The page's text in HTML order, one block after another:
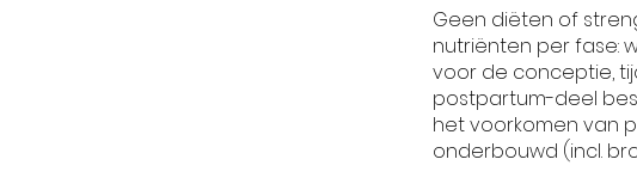
Geen diëten of
nutriënten per fase:
voor de conceptie,
postpartum-deel
het voorkomen van
onderbouwd (incl.